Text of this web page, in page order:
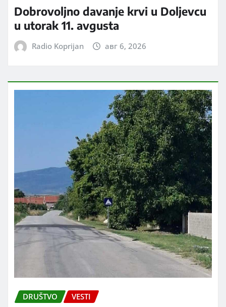
Dobrovoljno davanje krvi u Doljevcu
u utorak 11. avgusta
Radio Koprijan авг 6, 2026
DRUŠTVO VESTI